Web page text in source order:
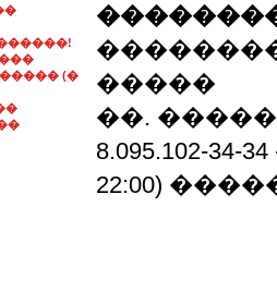
(�
�����
��.
8.095.102-34-
22:00)